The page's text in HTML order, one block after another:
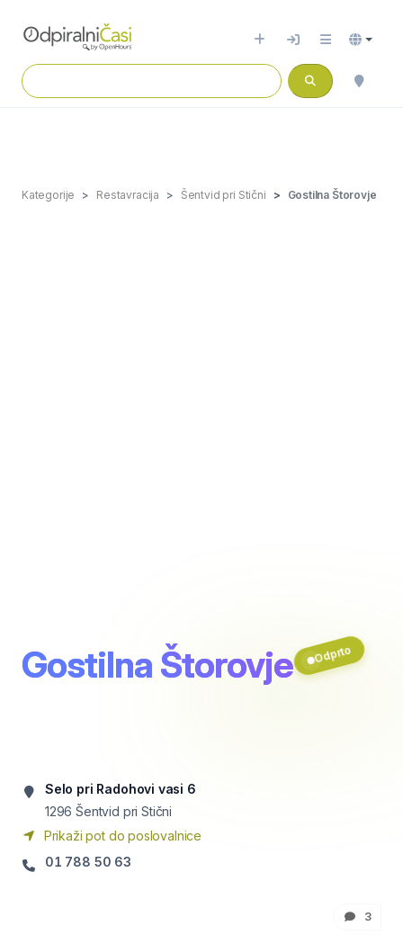
Kategorije Restavracija Šentvid pri Stični Gostilna Štorovje
Gostilna Štorovje Odprto
Selo pri Radohovi vasi 6
1296 Šentvid pri Stični
Prikaži pot do poslovalnice
01 788 50 63
3